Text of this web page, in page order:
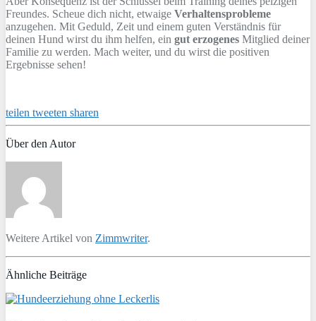
Freundes. Scheue dich nicht, etwaige Verhaltensprobleme
anzugehen. Mit Geduld, Zeit und einem guten Verständnis für
deinen Hund wirst du ihm helfen, ein gut erzogenes Mitglied deiner
Familie zu werden. Mach weiter, und du wirst die positiven
Ergebnisse sehen!
teilen tweeten sharen
Über den Autor
Weitere Artikel von Zimmwriter.
Ähnliche Beiträge